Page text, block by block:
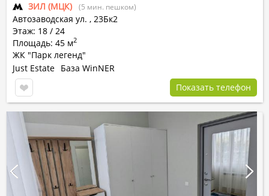
ЗИЛ (МЦК) (5 мин. пешком)
Автозаводская ул. , 23Бк2
Этаж: 18 / 24
Площадь: 45 м2
ЖК "Парк легенд"
Just Estate База WinNER
Показать телефон